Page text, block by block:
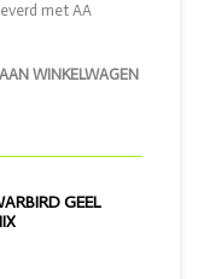
WINKELWAGEN
met AA
GEEL